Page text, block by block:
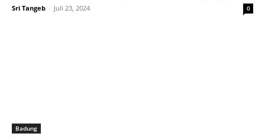
Sri Tangeb - Juli 23, 2024 0
Badung